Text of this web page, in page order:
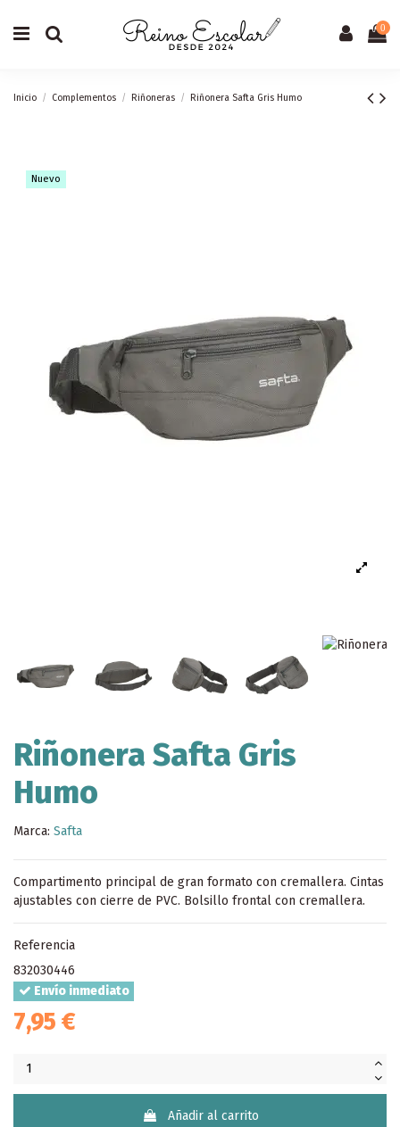
0
Inicio Complementos Riñoneras Riñonera Safta Gris Humo
Nuevo
Riñonera Safta Gris
Humo
Marca: Safta
Compartimento principal de gran formato con cremallera. Cintas
ajustables con cierre de PVC. Bolsillo frontal con cremallera.
Referencia
832030446
Envío inmediato
7,95 €
Añadir al carrito